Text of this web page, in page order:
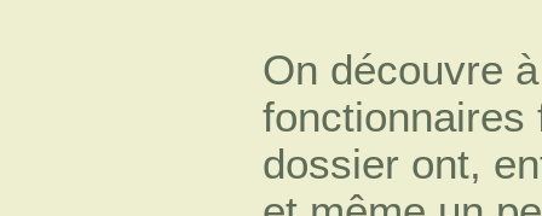
On découvre
fonctionnaires
dossier ont,